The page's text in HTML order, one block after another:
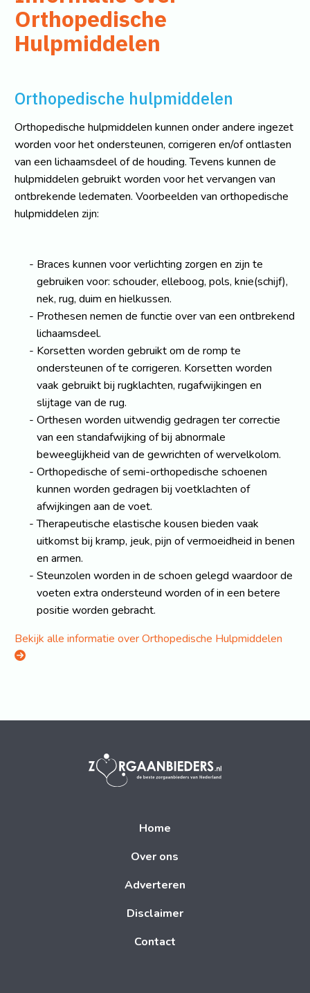
Orthopedische
Hulpmiddelen
Orthopedische hulpmiddelen
Orthopedische hulpmiddelen kunnen onder andere ingezet
worden voor het ondersteunen, corrigeren en/of ontlasten
van een lichaamsdeel of de houding. Tevens kunnen de
hulpmiddelen gebruikt worden voor het vervangen van
ontbrekende ledematen. Voorbeelden van orthopedische
hulpmiddelen zijn:
Braces kunnen voor verlichting zorgen en zijn te
gebruiken voor: schouder, elleboog, pols, knie(schijf),
nek, rug, duim en hielkussen.
Prothesen nemen de functie over van een ontbrekend
lichaamsdeel.
Korsetten worden gebruikt om de romp te
ondersteunen of te corrigeren. Korsetten worden
vaak gebruikt bij rugklachten, rugafwijkingen en
slijtage van de rug.
Orthesen worden uitwendig gedragen ter correctie
van een standafwijking of bij abnormale
beweeglijkheid van de gewrichten of wervelkolom.
Orthopedische of semi-orthopedische schoenen
kunnen worden gedragen bij voetklachten of
afwijkingen aan de voet.
Therapeutische elastische kousen bieden vaak
uitkomst bij kramp, jeuk, pijn of vermoeidheid in benen
en armen.
Steunzolen worden in de schoen gelegd waardoor de
voeten extra ondersteund worden of in een betere
positie worden gebracht.
Bekijk alle informatie over Orthopedische Hulpmiddelen
Home
Over ons
Adverteren
Disclaimer
Contact